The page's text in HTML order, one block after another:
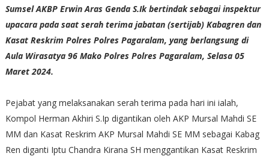
Sumsel AKBP Erwin Aras Genda S.Ik bertindak sebagai inspektur
upacara pada saat serah terima jabatan (sertijab) Kabagren dan
Kasat Reskrim Polres Polres Pagaralam, yang berlangsung di
Aula Wirasatya 96 Mako Polres Polres Pagaralam, Selasa 05
Maret 2024.
Pejabat yang melaksanakan serah terima pada hari ini ialah,
Kompol Herman Akhiri S.Ip digantikan oleh AKP Mursal Mahdi SE
MM dan Kasat Reskrim AKP Mursal Mahdi SE MM sebagai Kabag
Ren diganti Iptu Chandra Kirana SH menggantikan Kasat Reskrim